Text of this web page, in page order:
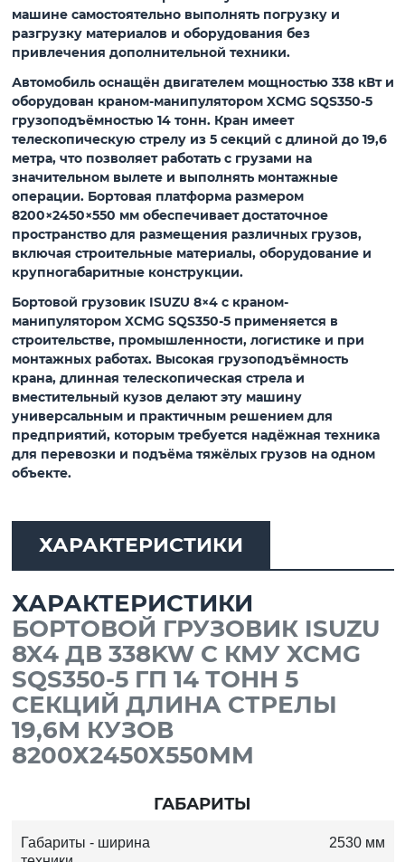
машине самостоятельно выполнять погрузку и
разгрузку материалов и оборудования без
привлечения дополнительной техники.
Автомобиль оснащён двигателем мощностью 338 кВти
оборудован краном-манипулятором XCMG SQS350-5
грузоподъёмностью 14 тонн. Кран имеет
телескопическую стрелу из 5 секций с длиной до 19,6
метра, что позволяет работать с грузами на
значительном вылете и выполнять монтажные
операции. Бортовая платформа размером
8200×2450×550 ммобеспечивает достаточное
пространство для размещения различных грузов,
включая строительные материалы, оборудование и
крупногабаритные конструкции.
Бортовой грузовик ISUZU 8×4с краном-
манипулятором XCMG SQS350-5применяется в
строительстве, промышленности, логистике и при
монтажных работах. Высокая грузоподъёмность
крана, длинная телескопическая стрела и
вместительный кузов делают эту машину
универсальным и практичным решением для
предприятий, которым требуется надёжная техника
для перевозки и подъёма тяжёлых грузов на одном
объекте.
ХАРАКТЕРИСТИКИ
ХАРАКТЕРИСТИКИ
БОРТОВОЙ ГРУЗОВИК ISUZU
8X4 ДВ 338KW С КМУ XCMG
SQS350-5 ГП 14 ТОНН 5
СЕКЦИЙ ДЛИНА СТРЕЛЫ
19,6М КУЗОВ
8200Х2450Х550MM
ГАБАРИТЫ
Габариты - ширина
2530 мм